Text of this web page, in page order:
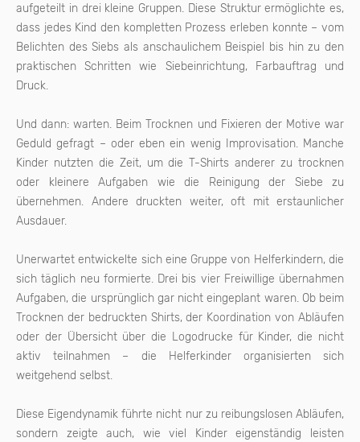
aufgeteilt in drei kleine Gruppen. Diese Struktur ermöglichte es,
dass jedes Kind den kompletten Prozess erleben konnte – vom
Belichten des Siebs als anschaulichem Beispiel bis hin zu den
praktischen Schritten wie Siebeinrichtung, Farbauftrag und
Druck.
Und dann: warten. Beim Trocknen und Fixieren der Motive war
Geduld gefragt – oder eben ein wenig Improvisation. Manche
Kinder nutzten die Zeit, um die T-Shirts anderer zu trocknen
oder kleinere Aufgaben wie die Reinigung der Siebe zu
übernehmen. Andere druckten weiter, oft mit erstaunlicher
Ausdauer.
Unerwartet entwickelte sich eine Gruppe von Helferkindern, die
sich täglich neu formierte. Drei bis vier Freiwillige übernahmen
Aufgaben, die ursprünglich gar nicht eingeplant waren. Ob beim
Trocknen der bedruckten Shirts, der Koordination von Abläufen
oder der Übersicht über die Logodrucke für Kinder, die nicht
aktiv teilnahmen – die Helferkinder organisierten sich
weitgehend selbst.
Diese Eigendynamik führte nicht nur zu reibungslosen Abläufen,
sondern zeigte auch, wie viel Kinder eigenständig leisten